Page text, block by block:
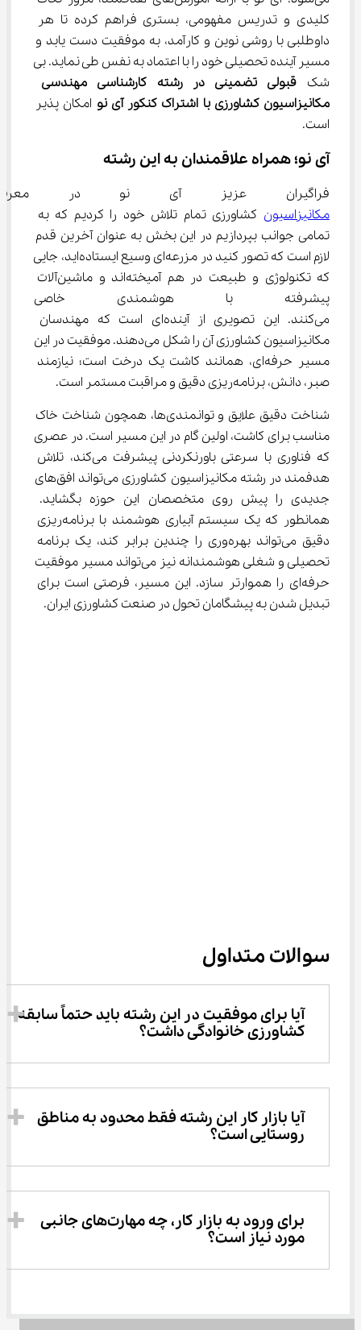
کلیدی و تدریس مفهومی، بستری فراهم کرده تا هر
داوطلبی با روشی نوین و کارآمد، به موفقیت دست یابد و
مسیر آینده تحصیلی خود را با اعتماد به نفس طی نماید. بی
شک قبولی تضمینی در رشته کارشناسی مهندسی
مکانیزاسیون کشاورزی با اشتراک کنکور آی نو امکان پذیر
است.
آی نو؛ همراه علاقمندان به این رشته
فراگیران عزیز آی نو در
مکانیزاسیون کشاورزی تمام تلاش خود را کردیم که به
تمامی جوانب بپردازیم در این بخش به عنوان آخرین قدم
لازم است که تصور کنید در مزرعه‌ای وسیع ایستاده‌اید، جایی
که تکنولوژی و طبیعت در هم آمیخته‌اند و ماشین‌آلات
پیشرفته با هوشمندی خاصی
می‌کنند. این تصویری از آینده‌ای است که مهندسان
مکانیزاسیون کشاورزی آن را شکل می‌دهند. موفقیت در این
مسیر حرفه‌ای، همانند کاشت یک درخت است؛ نیازمند
صبر، دانش، برنامه‌ریزی دقیق و مراقبت مستمر است.
شناخت دقیق علایق و توانمندی‌ها، همچون شناخت خاک
مناسب برای کاشت، اولین گام در این مسیر است. در عصری
که فناوری با سرعتی باورنکردنی پیشرفت می‌کند، تلاش
هدفمند در رشته مکانیزاسیون کشاورزی می‌تواند افق‌های
جدیدی را پیش روی متخصصان این حوزه بگشاید.
همانطور که یک سیستم آبیاری هوشمند با برنامه‌ریزی
دقیق می‌تواند بهره‌وری را چندین برابر کند، یک برنامه
تحصیلی و شغلی هوشمندانه نیز می‌تواند مسیر موفقیت
حرفه‌ای را هموارتر سازد. این مسیر، فرصتی است برای
تبدیل شدن به پیشگامان تحول در صنعت کشاورزی ایران.
سوالات متداول
آیا برای موفقیت در این رشته باید حتماً سابقه
کشاورزی خانوادگی داشت؟
آیا بازار کار این رشته فقط محدود به مناطق
روستایی است؟
برای ورود به بازار کار، چه مهارت‌های جانبی
مورد نیاز است؟